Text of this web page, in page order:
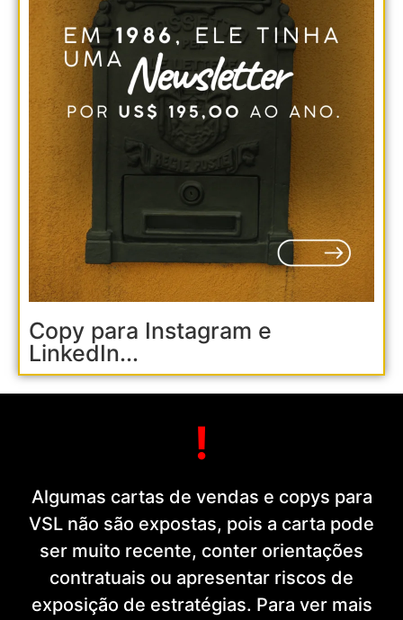
Copy para Instagram e
LinkedIn...
!
Algumas cartas de vendas e copys para
VSL não são expostas, pois a carta pode
ser muito recente, conter orientações
contratuais ou apresentar riscos de
exposição de estratégias. Para ver mais